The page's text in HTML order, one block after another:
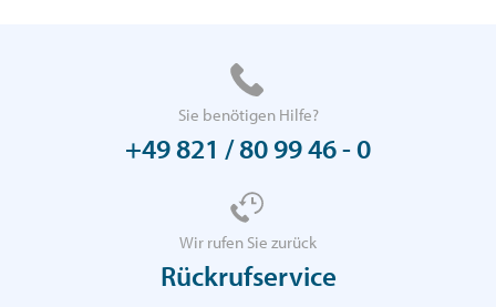
Sie benötigen Hilfe?
+49 821 / 80 99 46 - 0
Wir rufen Sie zurück
Rückrufservice